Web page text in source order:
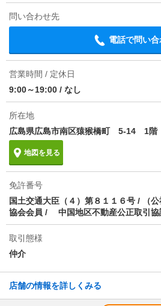
況を優先と致します。こ
敷金礼金ゼロ物件、ペッ
ど、多数取り扱っており
問い合わせ先
電話で問い合
営業時間 / 定休日
9:00～19:00 / なし
所在地
広島県広島市南区猿猴橋町 5-14 1階
地図を見る
免許番号
国土交通大臣（４）第８１１６号 / （
協会会員 / 中国地区不動産公正取引協
取引態様
仲介
店舗の情報を詳しくみる